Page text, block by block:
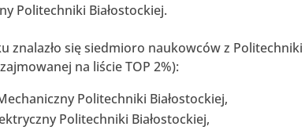
Politechniki Białostockiej.
znalazło się siedmioro naukowców z Politechniki
na liście TOP 2%):
Politechniki Białostockiej,
Politechniki Białostockiej,